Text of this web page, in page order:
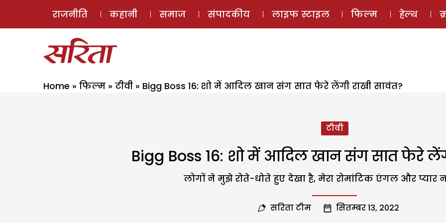
ई-मैगज़ीन
राजनीति कहानी समाज संपादकीय लाइफ स्टाइल फिल्म हेल्थ
Home » फिल्म » टीवी » Bigg Boss 16: शो में आदिल खान संग सात फेरे लेंगी राखी सावंत?
टीवी
Bigg Boss 16: शो में आदिल खान संग सात फेरे
लोगों ने मुझे रोते-धोते हुए देखा है, मेरा रोमांटिक एंगल और प्यार
सरिता टीम सितम्बर 13, 2022